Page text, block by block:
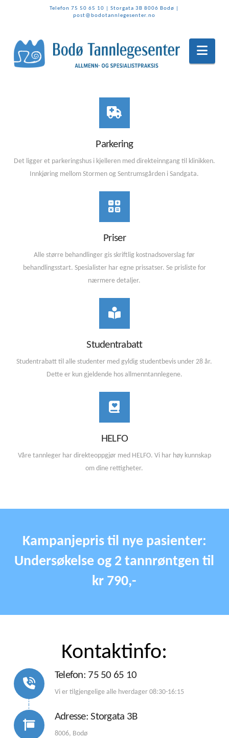
Telefon 75 50 65 10
| Storgata 3B 8006 Bodø |
post@bodotannlegesenter.no
Parkering
Det ligger et parkeringshus i kjelleren med direkteinngang til klinikken.
Innkjøring mellom Stormen og Sentrumsgården i Sandgata.
Priser
Alle større behandlinger gis skriftlig kostnadsoverslag før
behandlingsstart. Spesialister har egne prissatser. Se prisliste for
nærmere detaljer.
Studentrabatt
Studentrabatt til alle studenter med gyldig studentbevis under 28 år.
Dette er kun gjeldende hos allmenntannlegene.
HELFO
Våre tannleger har direkteoppgjør med HELFO. Vi har høy kunnskap
om dine rettigheter.
Kampanjepris til nye pasienter:
Undersøkelse og 2 tannrøntgen til
kr 790,-
Kontaktinfo:
Telefon: 75 50 65 10
Vi er tilgjengelige alle hverdager 08:30-16:15
Adresse: Storgata 3B
8006, Bodø